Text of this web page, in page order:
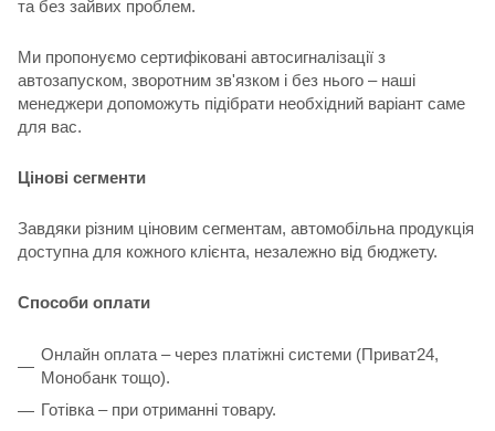
та без зайвих проблем.
Ми пропонуємо сертифіковані автосигналізації з
автозапуском, зворотним зв'язком і без нього – наші
менеджери допоможуть підібрати необхідний варіант саме
для вас.
Цінові сегменти
Завдяки різним ціновим сегментам, автомобільна продукція
доступна для кожного клієнта, незалежно від бюджету.
Способи оплати
Онлайн оплата – через платіжні системи (Приват24,
Монобанк тощо).
Готівка – при отриманні товару.